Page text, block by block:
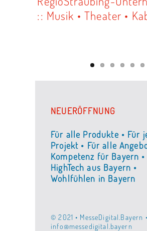
NEUERÖFFNUNG
Für alle Produkte • Für
Projekt • Für alle
Kompetenz für Bayern •
HighTech aus Bayern •
Wohlfühlen in Bayern
© 2021 • MesseDigital.Bayern •
info@messedigital.bayern